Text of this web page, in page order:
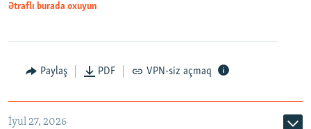
Ətraflı burada oxuyun
Paylaş PDF VPN-siz açmaq
İyul 27, 2026